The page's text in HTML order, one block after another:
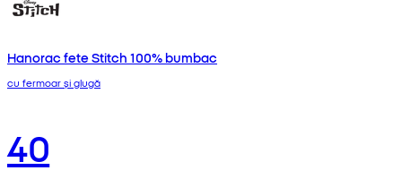
Hanorac fete Stitch 100% bumbac
cu fermoar și glugă
40